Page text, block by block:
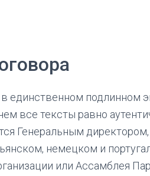
единственном подлинном
все тексты равно
Генеральным
немецком и
или Ассамблея